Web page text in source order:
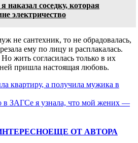
наказал соседку, которая
электричество
не сантехник, то не обрадовалась,
ему по лицу и расплакалась.
жить согласилась только в их
пришла настоящая любовь.
квартиру, а получила мужика в
в ЗАГСе я узнала, что мой жених —
ЕЩЕ ОТ АВТОРА